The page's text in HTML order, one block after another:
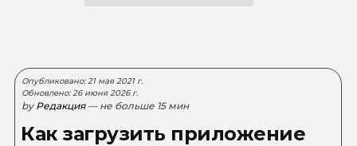
Опубликовано: 21 мая 2021 г.
Обновлено: 26 июня 2026 г.
by Редакция — не больше 15 мин
Как загрузить приложение